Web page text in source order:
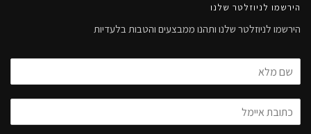
הירשמו לניוזלטר שלנו
הירשמו לניוזלטר שלנו ותהנו ממבצעים והטבות בלעדיות